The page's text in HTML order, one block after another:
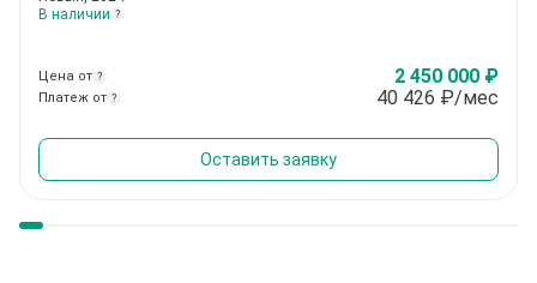
В наличии ?
Цена от ? 2 450 000 ₽
Платеж от ? 40 426 ₽/мес
Оставить заявку